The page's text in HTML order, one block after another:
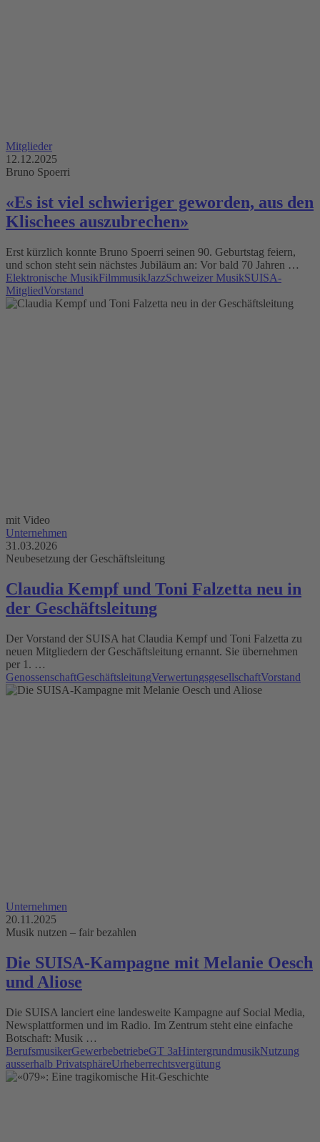
Mitglieder
12.12.2025
Bruno Spoerri
«Es ist viel schwieriger geworden, aus den
Klischees auszubrechen»
Erst kürzlich konnte Bruno Spoerri seinen 90. Geburtstag feiern,
und schon steht sein nächstes Jubiläum an: Vor bald 70 Jahren …
Elektronische MusikFilmmusikJazzSchweizer MusikSUISA-
MitgliedVorstand
mit Video
Unternehmen
31.03.2026
Neubesetzung der Geschäftsleitung
Claudia Kempf und Toni Falzetta neu in
der Geschäftsleitung
Der Vorstand der SUISA hat Claudia Kempf und Toni Falzetta zu
neuen Mitgliedern der Geschäftsleitung ernannt. Sie übernehmen
per 1. …
GenossenschaftGeschäftsleitungVerwertungsgesellschaftVorstand
Unternehmen
20.11.2025
Musik nutzen – fair bezahlen
Die SUISA-Kampagne mit Melanie Oesch
und Aliose
Die SUISA lanciert eine landesweite Kampagne auf Social Media,
Newsplattformen und im Radio. Im Zentrum steht eine einfache
Botschaft: Musik …
BerufsmusikerGewerbebetriebeGT 3aHintergrundmusikNutzung
ausserhalb PrivatsphäreUrheberrechtsvergütung